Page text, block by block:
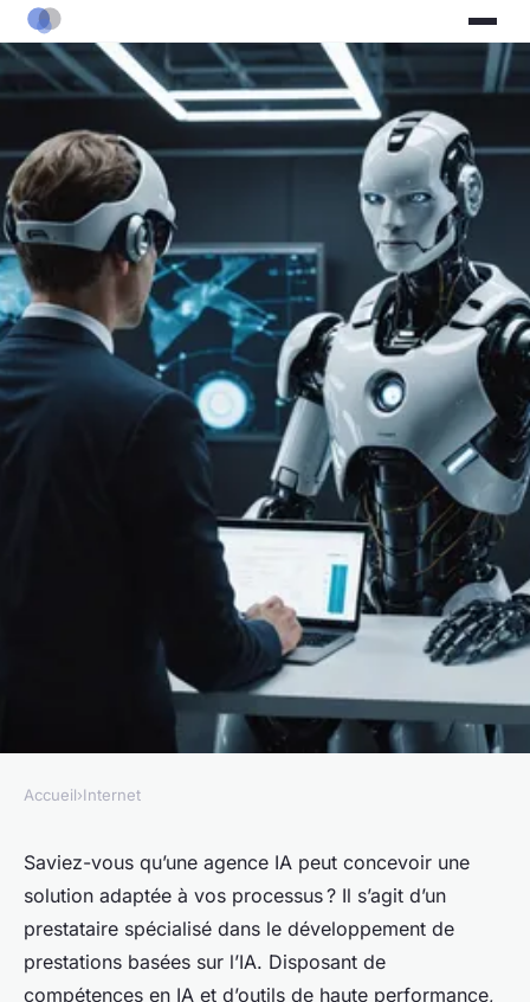
Agence IA : le partenaire idéal
pour renforcer l'efficacité de
votre organisation
Accueil›Internet
Saviez-vous qu’une agence IA peut concevoir une
solution adaptée à vos processus ? Il s’agit d’un
prestataire spécialisé dans le développement de
prestations basées sur l’IA. Disposant de
compétences en IA et d’outils de haute performance,